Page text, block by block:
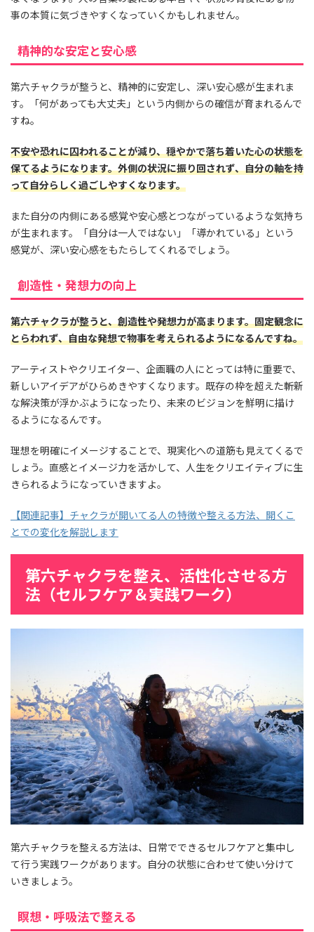
事の本質に気づきやすくなっていくかもしれません。
精神的な安定と安心感
第六チャクラが整うと、精神的に安定し、深い安心感が生まれま
す。「何があっても大丈夫」という内側からの確信が育まれるんで
すね。
不安や恐れに囚われることが減り、穏やかで落ち着いた心の状態を
保てるようになります。外側の状況に振り回されず、自分の軸を持
って自分らしく過ごしやすくなります。
また自分の内側にある感覚や安心感とつながっているような気持ち
が生まれます。「自分は一人ではない」「導かれている」という
感覚が、深い安心感をもたらしてくれるでしょう。
創造性・発想力の向上
第六チャクラが整うと、創造性や発想力が高まります。固定観念に
とらわれず、自由な発想で物事を考えられるようになるんですね。
アーティストやクリエイター、企画職の人にとっては特に重要で、
新しいアイデアがひらめきやすくなります。既存の枠を超えた斬新
な解決策が浮かぶようになったり、未来のビジョンを鮮明に描け
るようになるんです。
理想を明確にイメージすることで、現実化への道筋も見えてくるで
しょう。直感とイメージ力を活かして、人生をクリエイティブに生
きられるようになっていきますよ。
【関連記事】チャクラが開いてる人の特徴や整える方法、開くこ
とでの変化を解説します
第六チャクラを整え、活性化させる方
法（セルフケア＆実践ワーク）
第六チャクラを整える方法は、日常でできるセルフケアと集中し
て行う実践ワークがあります。自分の状態に合わせて使い分けて
いきましょう。
瞑想・呼吸法で整える